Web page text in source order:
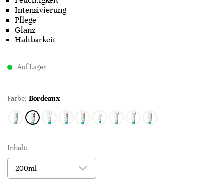
Intensivierung
Pflege
Glanz
Haltbarkeit
Auf Lager
Farbe: Bordeaux
Inhalt: